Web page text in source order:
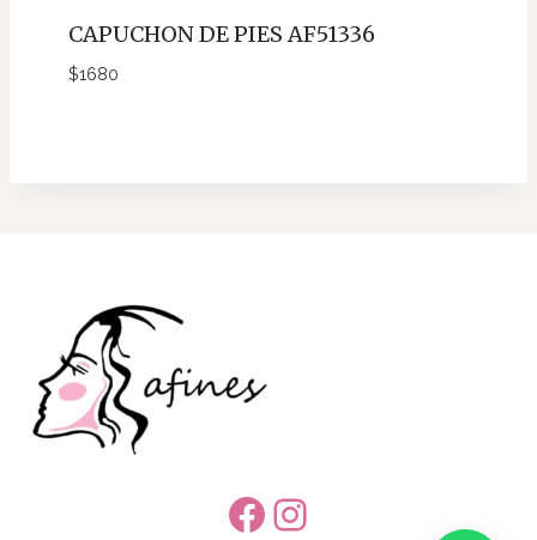
CAPUCHON DE PIES AF51336
$1680
Facebook
Instagram